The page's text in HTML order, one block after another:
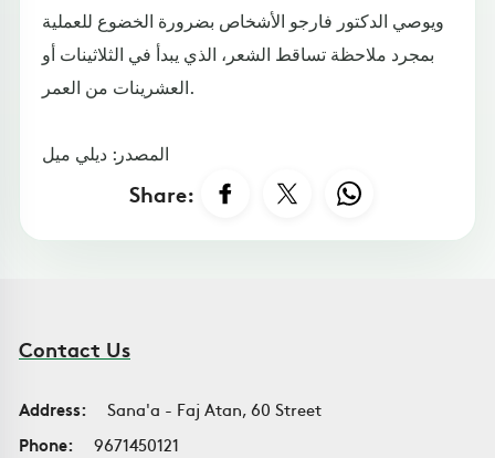
ويوصي الدكتور فارجو الأشخاص بضرورة الخضوع للعملية
بمجرد ملاحظة تساقط الشعر، الذي يبدأ في الثلاثينات أو
العشرينات من العمر.
المصدر: ديلي ميل
Share:
Contact Us
Address:
Sana'a - Faj Atan, 60 Street
Phone:
9671450121